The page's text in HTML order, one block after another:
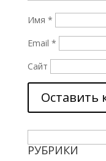
Имя *
Email *
Сайт
РУБРИКИ